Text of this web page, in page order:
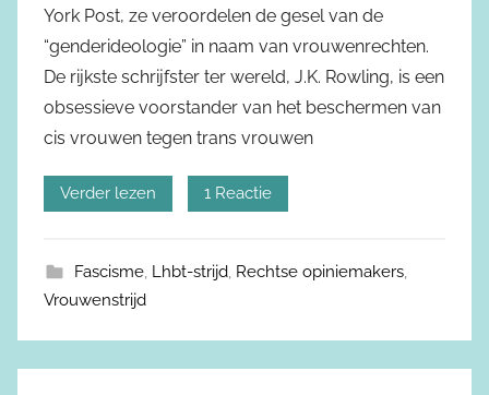
York Post, ze veroordelen de gesel van de
“genderideologie” in naam van vrouwenrechten.
De rijkste schrijfster ter wereld, J.K. Rowling, is een
obsessieve voorstander van het beschermen van
cis vrouwen tegen trans vrouwen
Verder lezen 1 Reactie
Fascisme, Lhbt-strijd, Rechtse opiniemakers,
Vrouwenstrijd